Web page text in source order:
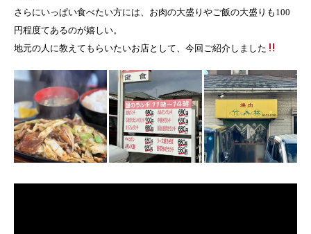
さらにいっぱい食べたい方には、お肉の大盛りやご飯の大盛りも100
円程度てあるのが嬉しい。
地元の人に教えてもらいたいお店として、今回ご紹介しました